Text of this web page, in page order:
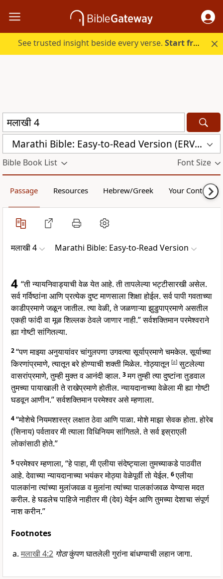
See trusted insight beside every verse.Start free.
Marathi Bible: Easy-to-Read Version (ERV-MR)
Bible Book List Font Size
Passage Resources Hebrew/Greek Your Content
मलाखी 4 Marathi Bible: Easy-to-Read Version
4 “ती न्यायनिवाड्याची वेळ येत आहे. ती तापलेल्या भट्टीसारखी असेल.
सर्व गर्विष्ठांना आणि प्रत्येक दुष्ट माणसाला शिक्षा होईल. सर्व पापी गवताच्या
काडीप्रमाणे जळून जातील. त्या वेळी, ते जळणाऱ्या झुडुपाप्रमाणे असतील
एकही फांदी वा मूळ शिल्लक ठेवले जाणार नाही.” सर्वशक्तिमान परमेश्वराने
ह्या गोष्टी सांगितल्या.
2“पण माझ्या अनुयायांवर चांगुलपणा उगवत्या सूर्याप्रमाणे चमकेल. सूर्याच्या
किरणांप्रमाणे, त्यातून बरे होण्याची शक्ती मिळेल. गोठ्यातून [a] सुटलेल्या
वासरांप्रमाणे, तुम्ही मुक्त व आनंदी व्हाल. 3मग तुम्ही त्या दुष्टांना तुडवाल
तुमच्या पायाखाली ते राखेप्रमाणे होतील. न्यायदानाच्या वेळेला मी ह्या गोष्टी
घडवून आणीन.” सर्वशक्तिमान परमेश्वर असे म्हणाला.
4“मोशेचे नियमशास्त्र लक्षात ठेवा आणि पाळा. मोशे माझा सेवक होता. होरेब
(सिनाय) पर्वतावर मी त्याला विधिनियम सांगितले. ते सर्व इस्राएली
लोकांसाठी होते.”
5परमेश्वर म्हणाला, “हे पाहा, मी एलीया संदेष्ट्याला तुमच्याकडे पाठवीत
आहे. देवाच्या न्यायदानाच्या भयंकर मोठ्या वेळेपूर्वी तो येईल. 6एलीया
पालकांना त्यांच्या मुलांजवळ व मुलांना त्यांच्या पालकांजवळ येण्यास मदत
करील. हे घडलेच पाहिजे नाहीतर मी (देव) येईन आणि तुमच्या देशाचा संपूर्ण
नाश करीन.”
Footnotes
मलाखी 4:2 गोठाकुंपण घातलेली गुरांना बांधण्याची लहान जागा.